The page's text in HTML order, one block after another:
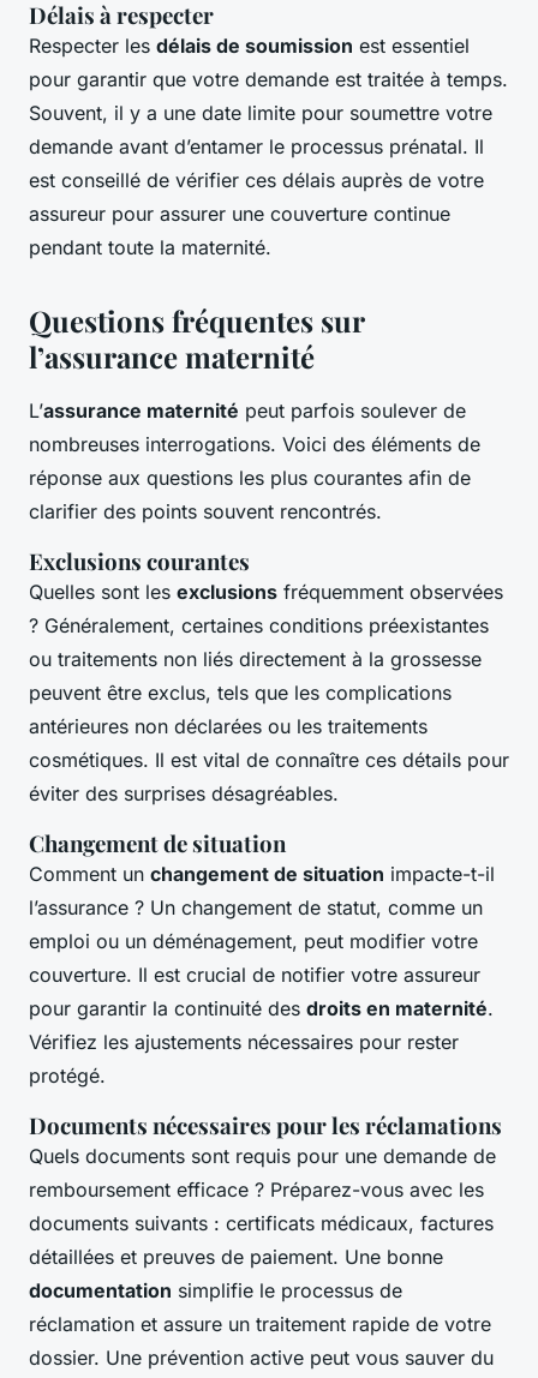
Délais à respecter
Respecter les délais de soumission est essentiel
pour garantir que votre demande est traitée à temps.
Souvent, il y a une date limite pour soumettre votre
demande avant d’entamer le processus prénatal. Il
est conseillé de vérifier ces délais auprès de votre
assureur pour assurer une couverture continue
pendant toute la maternité.
Questions fréquentes sur
l’assurance maternité
L’assurance maternité peut parfois soulever de
nombreuses interrogations. Voici des éléments de
réponse aux questions les plus courantes afin de
clarifier des points souvent rencontrés.
Exclusions courantes
Quelles sont les exclusions fréquemment observées
? Généralement, certaines conditions préexistantes
ou traitements non liés directement à la grossesse
peuvent être exclus, tels que les complications
antérieures non déclarées ou les traitements
cosmétiques. Il est vital de connaître ces détails pour
éviter des surprises désagréables.
Changement de situation
Comment un changement de situation impacte-t-il
l’assurance ? Un changement de statut, comme un
emploi ou un déménagement, peut modifier votre
couverture. Il est crucial de notifier votre assureur
pour garantir la continuité des droits en maternité.
Vérifiez les ajustements nécessaires pour rester
protégé.
Documents nécessaires pour les réclamations
Quels documents sont requis pour une demande de
remboursement efficace ? Préparez-vous avec les
documents suivants : certificats médicaux, factures
détaillées et preuves de paiement. Une bonne
documentation simplifie le processus de
réclamation et assure un traitement rapide de votre
dossier. Une prévention active peut vous sauver du